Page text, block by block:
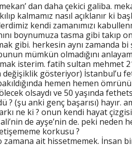
dan daha çekici galiba.
kalmamız nasıl açıklanır ki
kendi zamanımızı
boynumuza tasma gibi takıp
gibi. herkesin aynı zamanda bi
mümkün olmadığını
isterim. fatih sultan mehmet
değişiklik gösteriyor) İstanbul’u
hemen hemen
olsaydı ve 50 yaşında
? (şu anki genç başarısı) hayır.
ne ki ? onun kendi hayat
de ayşe’nin de. peki neden
korkusu ?
zamana ait hissetmemek. İnsan